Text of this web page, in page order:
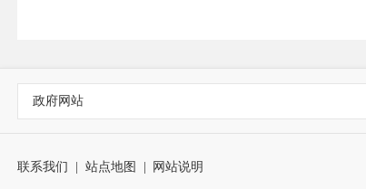
政府网站
联系我们 | 站点地图 | 网站说明